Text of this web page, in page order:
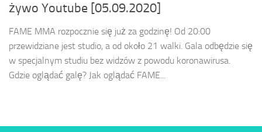
żywo Youtube [05.09.2020]
FAME MMA rozpocznie się już za godzinę! Od 20:00
przewidziane jest studio, a od około 21 walki. Gala odbędzie się
w specjalnym studiu bez widzów z powodu koronawirusa.
Gdzie oglądać galę? Jak oglądać FAME...